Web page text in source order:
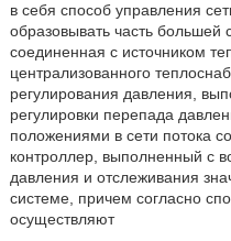
в себя способ управления
образовывать часть большей
соединенная с источником
централизованного
регулирования давления,
регулировки перепада
положениями в сети потока
контроллер, выполненный с
давления и отслеживания
системе, причем согласно
осуществляют